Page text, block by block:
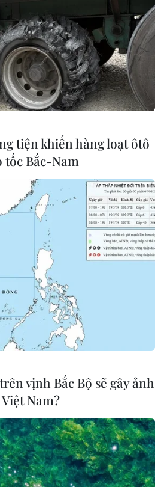
tiện khiến hàng loạt ôtô
Bắc-Nam
vịnh Bắc Bộ sẽ gây ảnh
Nam?